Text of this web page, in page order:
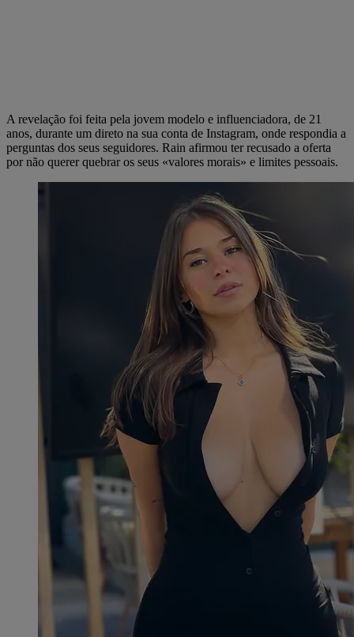
A revelação foi feita pela jovem modelo e influenciadora, de 21
anos, durante um direto na sua conta de Instagram, onde respondia a
perguntas dos seus seguidores. Rain afirmou ter recusado a oferta
por não querer quebrar os seus «valores morais» e limites pessoais.